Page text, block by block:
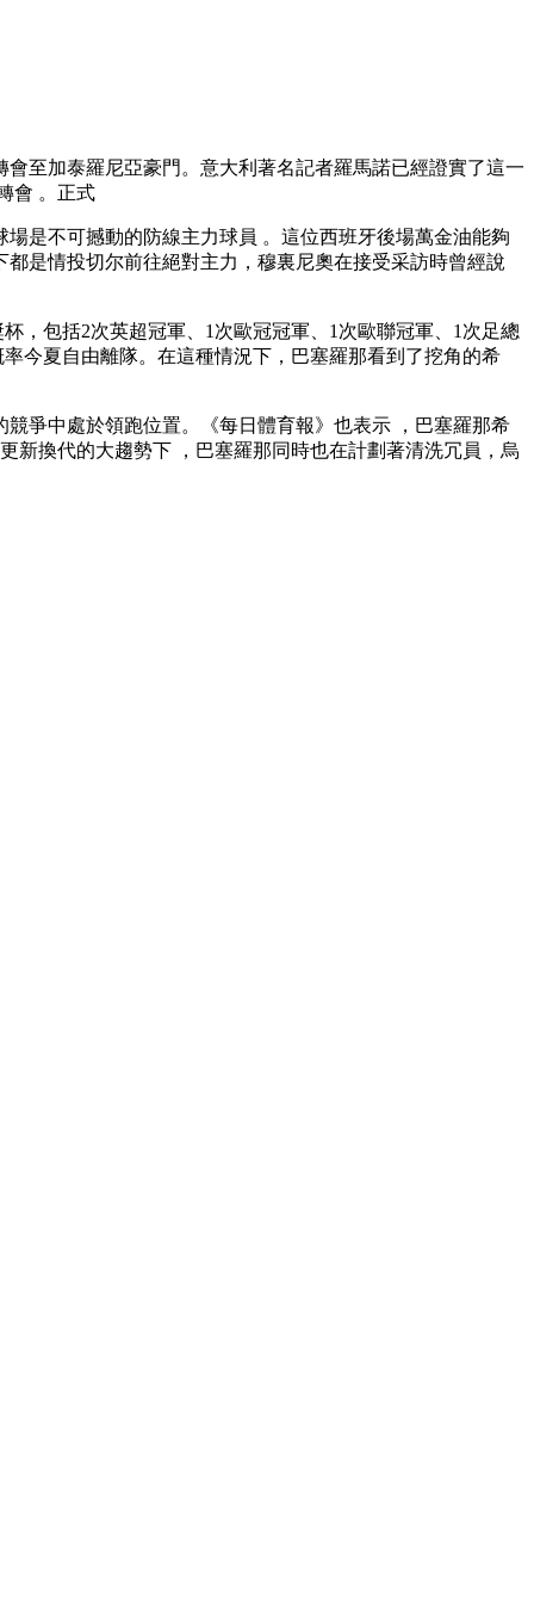
泰羅尼亞豪門 。意大利著名記者羅馬諾已經證實了這一
。正式
不可撼動的防線主力球員 。這位西班牙後場萬金油能夠
下都是情投切尔前往絕對主力，穆裏尼奧在接受采訪時曾經說
括2次英超冠軍、1次歐冠冠軍、1次歐聯冠軍 、1次足總
今夏自由離隊。在這種情況下 ，巴塞羅那看到了挖角的希
競爭中處於領跑位置。《每日體育報》也表示 ，巴塞羅那希
新換代的大趨勢下 ，巴塞羅那同時也在計劃著清洗冗員，烏